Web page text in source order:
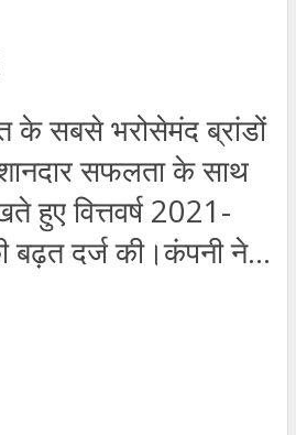
के सबसे भरोसेमंद ब्रांडों
सफलता के साथ
हुए वित्तवर्ष 2021-
दर्ज की।कंपनी ने...